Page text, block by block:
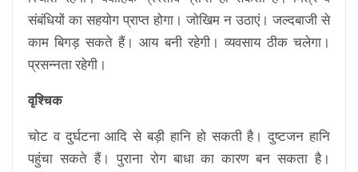
संबंधियों का सहयोग प्राप्त होगा। जोखिम न उठाएं। जल्दबाजी से
काम बिगड़ सकते हैं। आय बनी रहेगी। व्यवसाय ठीक चलेगा।
प्रसन्नता रहेगी।
वृश्चिक
चोट व दुर्घटना आदि से बड़ी हानि हो सकती है। दुष्टजन हानि
पहुंचा सकते हैं। पुराना रोग बाधा का कारण बन सकता है।